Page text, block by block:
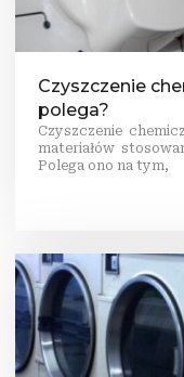
Czyszczenie
polega?
Czyszczenie
materiałów
Polega ono na tym,